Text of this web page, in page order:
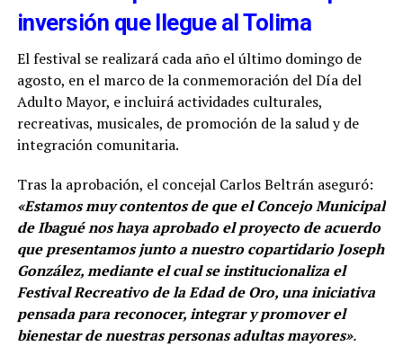
inversión que llegue al Tolima
El festival se realizará cada año el último domingo de
agosto, en el marco de la conmemoración del Día del
Adulto Mayor, e incluirá actividades culturales,
recreativas, musicales, de promoción de la salud y de
integración comunitaria.
Tras la aprobación, el concejal Carlos Beltrán aseguró:
«Estamos muy contentos de que el Concejo Municipal
de Ibagué nos haya aprobado el proyecto de acuerdo
que presentamos junto a nuestro copartidario Joseph
González, mediante el cual se institucionaliza el
Festival Recreativo de la Edad de Oro, una iniciativa
pensada para reconocer, integrar y promover el
bienestar de nuestras personas adultas mayores».